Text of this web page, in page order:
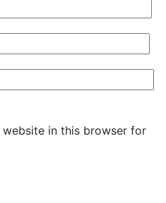
website in this browser for